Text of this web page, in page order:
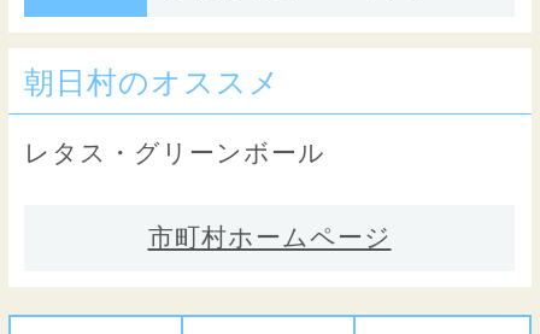
朝日村のオススメ
レタス・グリーンボール
市町村ホームページ